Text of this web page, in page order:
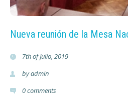
Nueva reunión de la Mesa
7th of Julio, 2019
byadmin
0comments